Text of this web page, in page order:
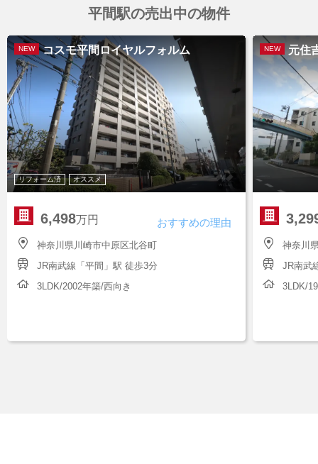
平間駅の売出中の物件
NEW コスモ平間ロイヤルフォルム
リフォーム済 オススメ
6,498万円 おすすめの理由
神奈川県川崎市中原区北谷町
JR南武線「平間」駅 徒歩3分
3LDK/2002年築/西向き
NEW 元住
神奈川
JR南武
3LDK/